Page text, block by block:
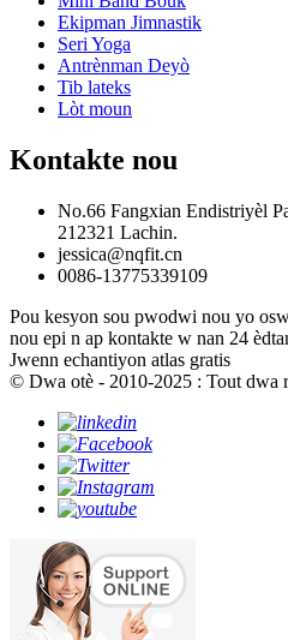
Ekipman Jimnastik
Seri Yoga
Antrènman Deyò
Tib lateks
Lòt moun
Kontakte nou
No.66 Fangxian Endistriyèl
212321 Lachin.
jessica@nqfit.cn
0086-13775339109
Pou kesyon sou pwodwi nou yo
nou epi n ap kontakte w nan 24
Jwenn echantiyon atlas gratis
© Dwa otè - 2010-2025 : Tout dwa